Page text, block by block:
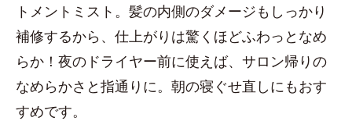
トメントミスト。髪の内側のダメージもしっかり
補修するから、仕上がりは驚くほどふわっとなめ
らか！夜のドライヤー前に使えば、サロン帰りの
なめらかさと指通りに。朝の寝ぐせ直しにもおす
すめです。